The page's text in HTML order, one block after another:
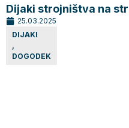
Dijaki strojništva na
25.03.2025
DIJAKI
,
DOGODEK